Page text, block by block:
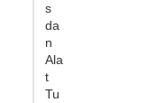
s
da
n
Ala
t
Tu